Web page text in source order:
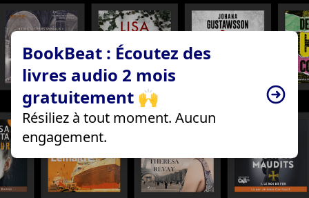
BookBeat : Écoutez des
livres audio 2 mois
gratuitement 🙌
Résiliez à tout moment. Aucun
engagement.